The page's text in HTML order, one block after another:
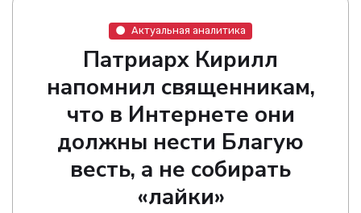
Актуальная аналитика
Патриарх Кирилл
напомнил священникам,
что в Интернете они
должны нести Благую
весть, а не собирать
«лайки»